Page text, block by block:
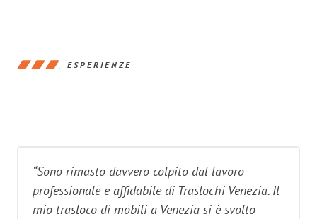
ESPERIENZE
“Sono rimasto davvero colpito dal lavoro
professionale e affidabile di Traslochi Venezia. Il
mio trasloco di mobili a Venezia si è svolto